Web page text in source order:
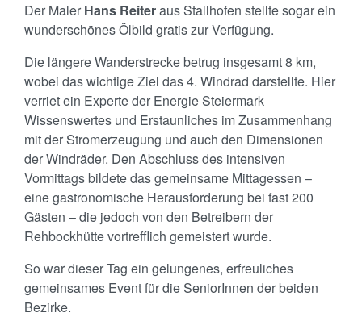
Der Maler Hans Reiteraus Stallhofen stellte sogar ein
wunderschönes Ölbild gratis zur Verfügung.
Die längere Wanderstrecke betrug insgesamt 8 km,
wobei das wichtige Ziel das 4. Windrad darstellte. Hier
verriet ein Experte der Energie Steiermark
Wissenswertes und Erstaunliches im Zusammenhang
mit der Stromerzeugung und auch den Dimensionen
der Windräder. Den Abschluss des intensiven
Vormittags bildete das gemeinsame Mittagessen –
eine gastronomische Herausforderung bei fast 200
Gästen – die jedoch von den Betreibern der
Rehbockhütte vortrefflich gemeistert wurde.
So war dieser Tag ein gelungenes, erfreuliches
gemeinsames Event für die SeniorInnen der beiden
Bezirke.